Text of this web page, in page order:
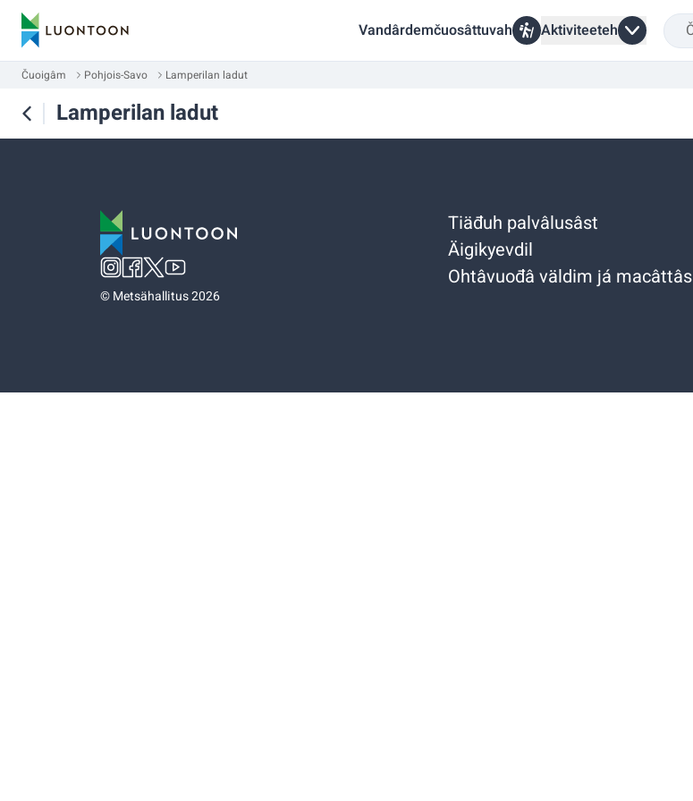
Vandârdemčuosâttuvah Aktiviteeteh
Čuoigâm Pohjois-Savo Lamperilan ladut
Lamperilan ladut
©Metsähallitus 2026
Tiäđuh palvâlusâst
Äigikyevdil
Ohtâvuođâ väldim já macâttâs